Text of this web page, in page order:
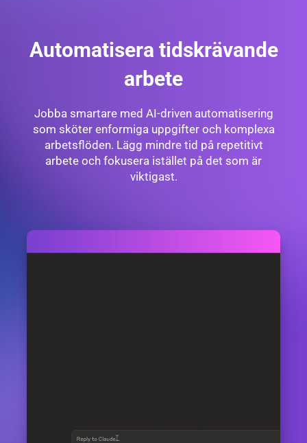
Automatisera tidskrävande
arbete
Jobba smartare med AI-driven automatisering
som sköter enformiga uppgifter och komplexa
arbetsflöden. Lägg mindre tid på repetitivt
arbete och fokusera istället på det som är
viktigast.